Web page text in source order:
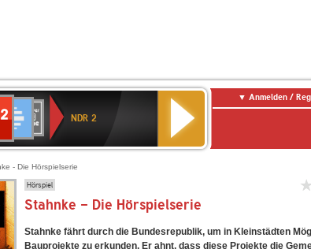
80er
90er
OLDIE
ANTENNE
NDR 2
Anmelden /
- Die Hörspielserie
Hörspiel
Stahnke - Die Hörspielserie
Stahnke fährt durch die Bundesrepublik, um in Kleinstädten
Bauprojekte zu erkunden. Er ahnt, dass diese Projekte die